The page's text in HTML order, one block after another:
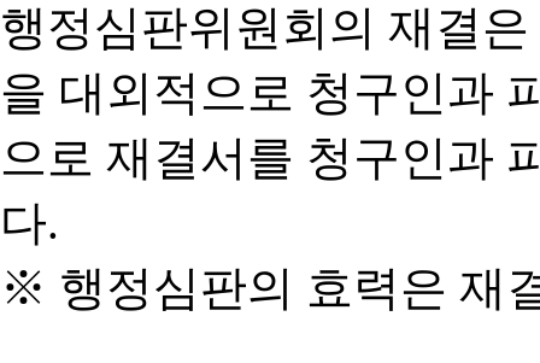
행정심판위원회의 재결
을 대외적으로 청구인과
으로 재결서를 청구인과
다.
※ 행정심판의 효력은 재